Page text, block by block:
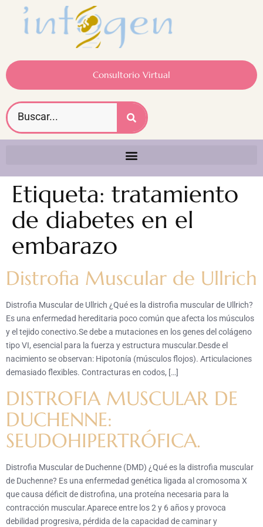
Consultorio Virtual
Etiqueta: tratamiento
de diabetes en el
embarazo
Distrofia Muscular de Ullrich
Distrofia Muscular de Ullrich ¿Qué es la distrofia muscular de Ullrich?
Es una enfermedad hereditaria poco común que afecta los músculos
y el tejido conectivo.Se debe a mutaciones en los genes del colágeno
tipo VI, esencial para la fuerza y estructura muscular.Desde el
nacimiento se observan: Hipotonía (músculos flojos). Articulaciones
demasiado flexibles. Contracturas en codos, […]
DISTROFIA MUSCULAR DE
DUCHENNE:
SEUDOHIPERTRÓFICA.
Distrofia Muscular de Duchenne (DMD) ¿Qué es la distrofia muscular
de Duchenne? Es una enfermedad genética ligada al cromosoma X
que causa déficit de distrofina, una proteína necesaria para la
contracción muscular.Aparece entre los 2 y 6 años y provoca
debilidad progresiva, pérdida de la capacidad de caminar y